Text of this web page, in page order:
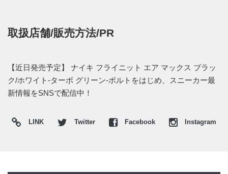
取扱店舗/販売方法/PR
【近日発売予定】 ナイキ フライニット エア マックス ブラッ
ク/ホワイト-ターボ グリーン-ボルトをはじめ、スニーカー最
新情報をSNSで配信中！
LINK Twitter Facebook Instagram